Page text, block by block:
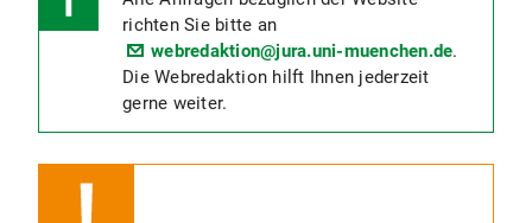
richten Sie bitte an
webredaktion@jura.uni-muenchen.de.
Die Webredaktion hilft Ihnen jederzeit
gerne weiter.